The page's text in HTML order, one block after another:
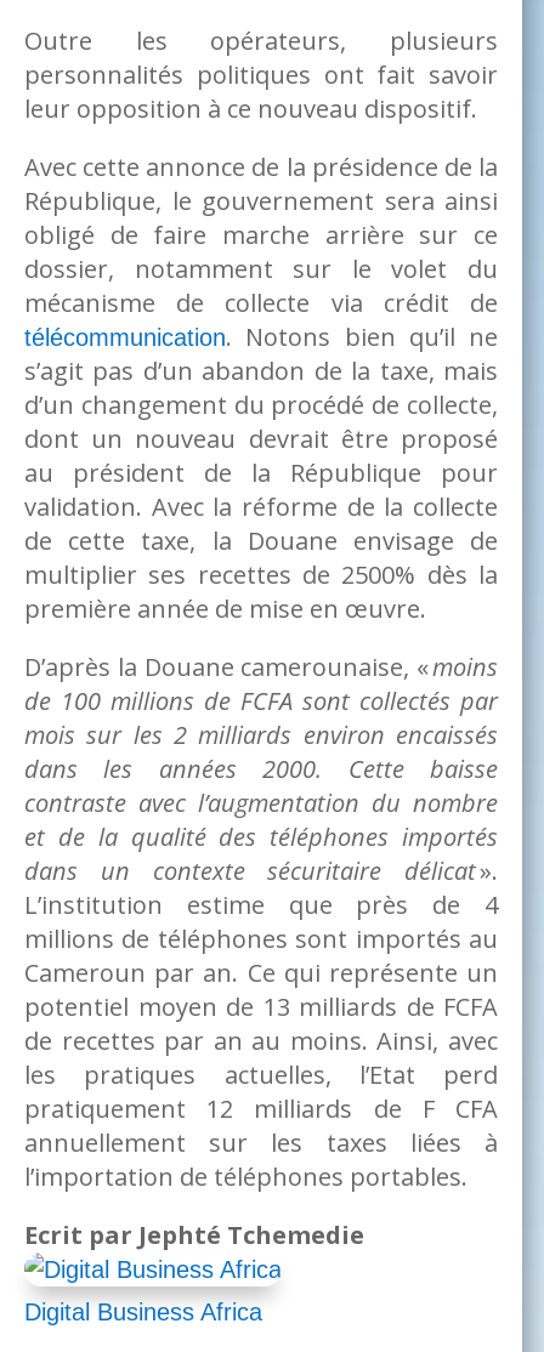
Outre les opérateurs, plusieurs
personnalités politiques ont fait savoir
leur opposition à ce nouveau dispositif.
Avec cette annonce de la présidence de la
République, le gouvernement sera ainsi
obligé de faire marche arrière sur ce
dossier, notamment sur le volet du
mécanisme de collecte via crédit de
télécommunication. Notons bien qu’il ne
s’agit pas d’un abandon de la taxe, mais
d’un changement du procédé de collecte,
dont un nouveau devrait être proposé
au président de la République pour
validation. Avec la réforme de la collecte
de cette taxe, la Douane envisage de
multiplier ses recettes de 2500% dès la
première année de mise en œuvre.
D’après la Douane camerounaise, «moins
de 100 millions de FCFA sont collectés par
mois sur les 2 milliards environ encaissés
dans les années 2000. Cette baisse
contraste avec l’augmentation du nombre
et de la qualité des téléphones importés
dans un contexte sécuritaire délicat».
L’institution estime que près de 4
millions de téléphones sont importés au
Cameroun par an. Ce qui représente un
potentiel moyen de 13 milliards de FCFA
de recettes par an au moins. Ainsi, avec
les pratiques actuelles, l’Etat perd
pratiquement 12 milliards de F CFA
annuellement sur les taxes liées à
l’importation de téléphones portables.
Ecrit par Jephté Tchemedie
Digital Business Africa